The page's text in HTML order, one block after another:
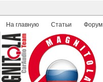
На главную Статьи Форум